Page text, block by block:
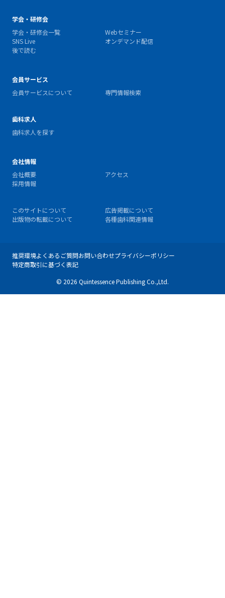
学会・研修会
学会・研修会一覧
Webセミナー
SNS Live
オンデマンド配信
後で読む
会員サービス
会員サービスについて
専門情報検索
歯科求人
歯科求人を探す
会社情報
会社概要
アクセス
採用情報
このサイトについて
広告掲載について
出版物の転載について
各種歯科関連情報
推奨環境よくあるご質問お問い合わせプライバシーポリシー
特定商取引に基づく表記
© 2026 Quintessence Publishing Co.,Ltd.